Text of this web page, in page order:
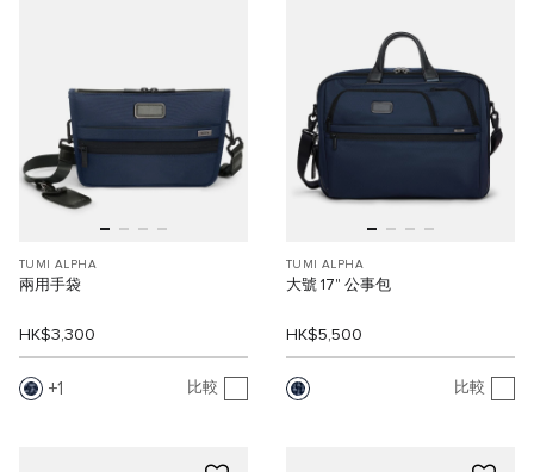
TUMI ALPHA
兩用手袋
HK$3,300
1 比較
TUMI ALPHA
大號 17" 公事包
HK$5,500
比較